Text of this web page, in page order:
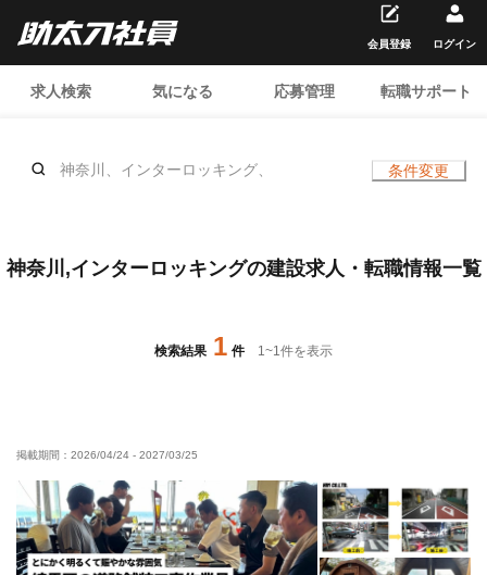
求人検索 気になる 応募管理 転職サポート
会員登録 ログイン
神奈川、インターロッキング、 条件変更
神奈川,インターロッキングの建設求人・転職情報一覧
検索結果 1 件 1~1件を表示
掲載期間： 2026/04/24 - 2027/03/25